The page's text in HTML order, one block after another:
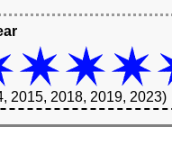
2015, 2018, 2019, 2023)